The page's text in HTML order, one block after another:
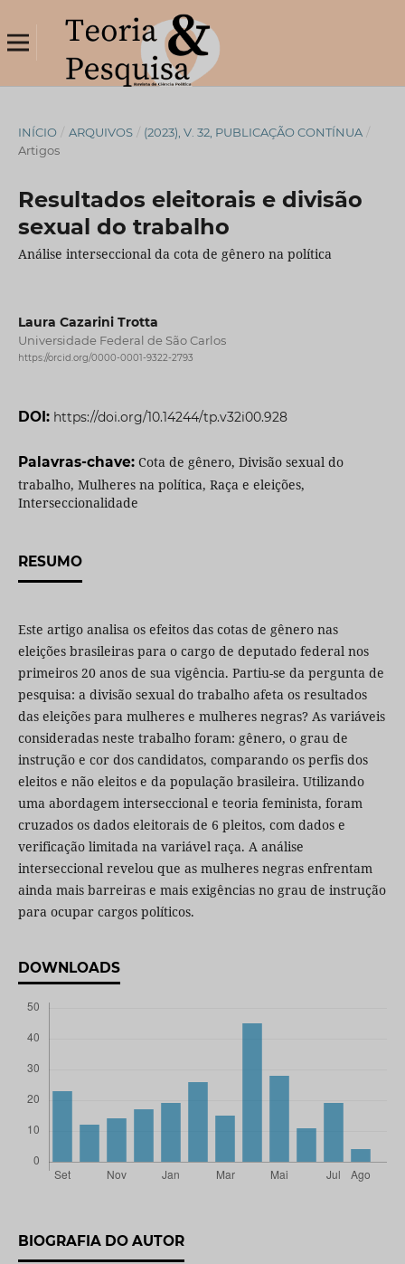
INÍCIO / ARQUIVOS / (2023), V. 32, PUBLICAÇÃO CONTÍNUA /
Artigos
Resultados eleitorais e divisão
sexual do trabalho
Análise interseccional da cota de gênero na política
Laura Cazarini Trotta
Universidade Federal de São Carlos
https://orcid.org/0000-0001-9322-2793
DOI: https://doi.org/10.14244/tp.v32i00.928
Palavras-chave: Cota de gênero, Divisão sexual do
trabalho, Mulheres na política, Raça e eleições,
Interseccionalidade
RESUMO
Este artigo analisa os efeitos das cotas de gênero nas
eleições brasileiras para o cargo de deputado federal nos
primeiros 20 anos de sua vigência. Partiu-se da pergunta de
pesquisa: a divisão sexual do trabalho afeta os resultados
das eleições para mulheres e mulheres negras? As variáveis
consideradas neste trabalho foram: gênero, o grau de
instrução e cor dos candidatos, comparando os perfis dos
eleitos e não eleitos e da população brasileira. Utilizando
uma abordagem interseccional e teoria feminista, foram
cruzados os dados eleitorais de 6 pleitos, com dados e
verificação limitada na variável raça. A análise
interseccional revelou que as mulheres negras enfrentam
ainda mais barreiras e mais exigências no grau de instrução
para ocupar cargos políticos.
DOWNLOADS
BIOGRAFIA DO AUTOR